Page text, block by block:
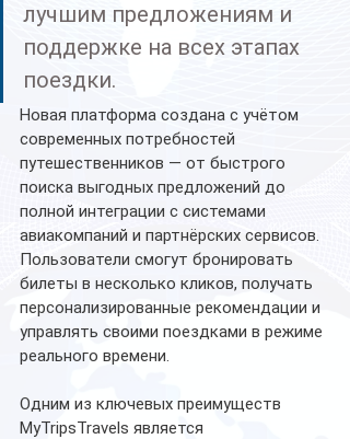
лучшим предложениям и
поддержке на всех этапах
поездки.
Новая платформа создана с учётом
современных потребностей
путешественников — от быстрого
поиска выгодных предложений до
полной интеграции с системами
авиакомпаний и партнёрских сервисов.
Пользователи смогут бронировать
билеты в несколько кликов, получать
персонализированные рекомендации и
управлять своими поездками в режиме
реального времени.
Одним из ключевых преимуществ
MyTripsTravels является